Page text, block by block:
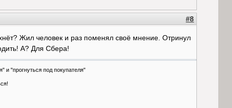
#8
Жил человек и раз поменял своё мнение. Отринул
А? Для Сбера!
и "прогнуться под покупателя"